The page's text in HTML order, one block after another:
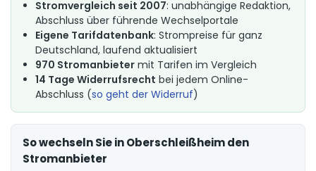
Stromvergleich seit 2007: unabhängige Redaktion,
Abschluss über führende Wechselportale
Eigene Tarifdatenbank: Strompreise für ganz
Deutschland, laufend aktualisiert
970 Stromanbieter mit Tarifen im Vergleich
14 Tage Widerrufsrecht bei jedem Online-
Abschluss (so geht der Widerruf)
So wechseln Sie in Oberschleißheim den
Stromanbieter